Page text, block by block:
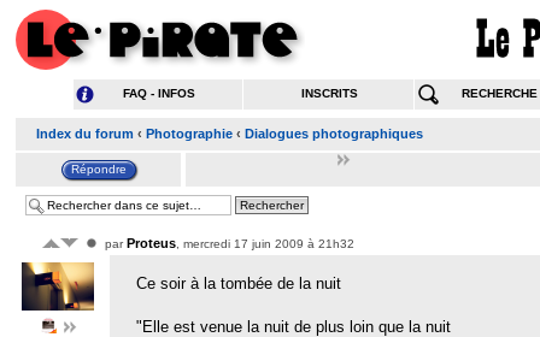
FAQ - INFOS INSCRITS RECHERCHE
Index du forum ‹ Photographie ‹ Dialogues photographiques
parProteus , mercredi 17 juin 2009 à 21h32
Ce soir à la tombée de la nuit
"Elle est venue la nuit de plus loin que la nuit